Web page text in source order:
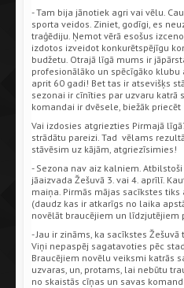
- Tam bija jānotiek agri vai vēlu.
sporta veidos. Ziniet, godīgi, es
traģēdiju. Ņemot vērā esošus
izdotos izveidot konkurētspējīgu
budžetu. Otrajā līgā mums ir
profesionālāko un spēcīgāko
aprit 60 gadi! Bet tas ir atsevišķs
sezonai ir cīnīties par uzvaru katrā
komandai ir dvēsele, biežāk
Vai izdosies atgriezties Pirmajā
strādātu pareizi. Tad vēlams
stāvēsim uz kājām, atgriezīsimies!
- Sezona nav aiz kalniem.
jāaizvada Žešuvā 3. vai 4. aprīlī.
maiņa. Pirmās mājas sacīkstes
(daudz kas ir atkarīgs no laika
novēlāt braucējiem un līdzjutējiem
- Jau ir zināms, ka sacīkstes
Viņi nepaspēj sagatavoties pēc
Braucējiem novēlu veiksmi katrās
uzvaras, un, protams, lai nebūtu
no skaistās cīņas un savas